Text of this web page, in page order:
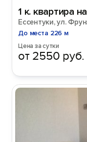
1 к. квартира
Ессентуки, ул.
До места 226 м
Цена за сутки
от 2550 руб.